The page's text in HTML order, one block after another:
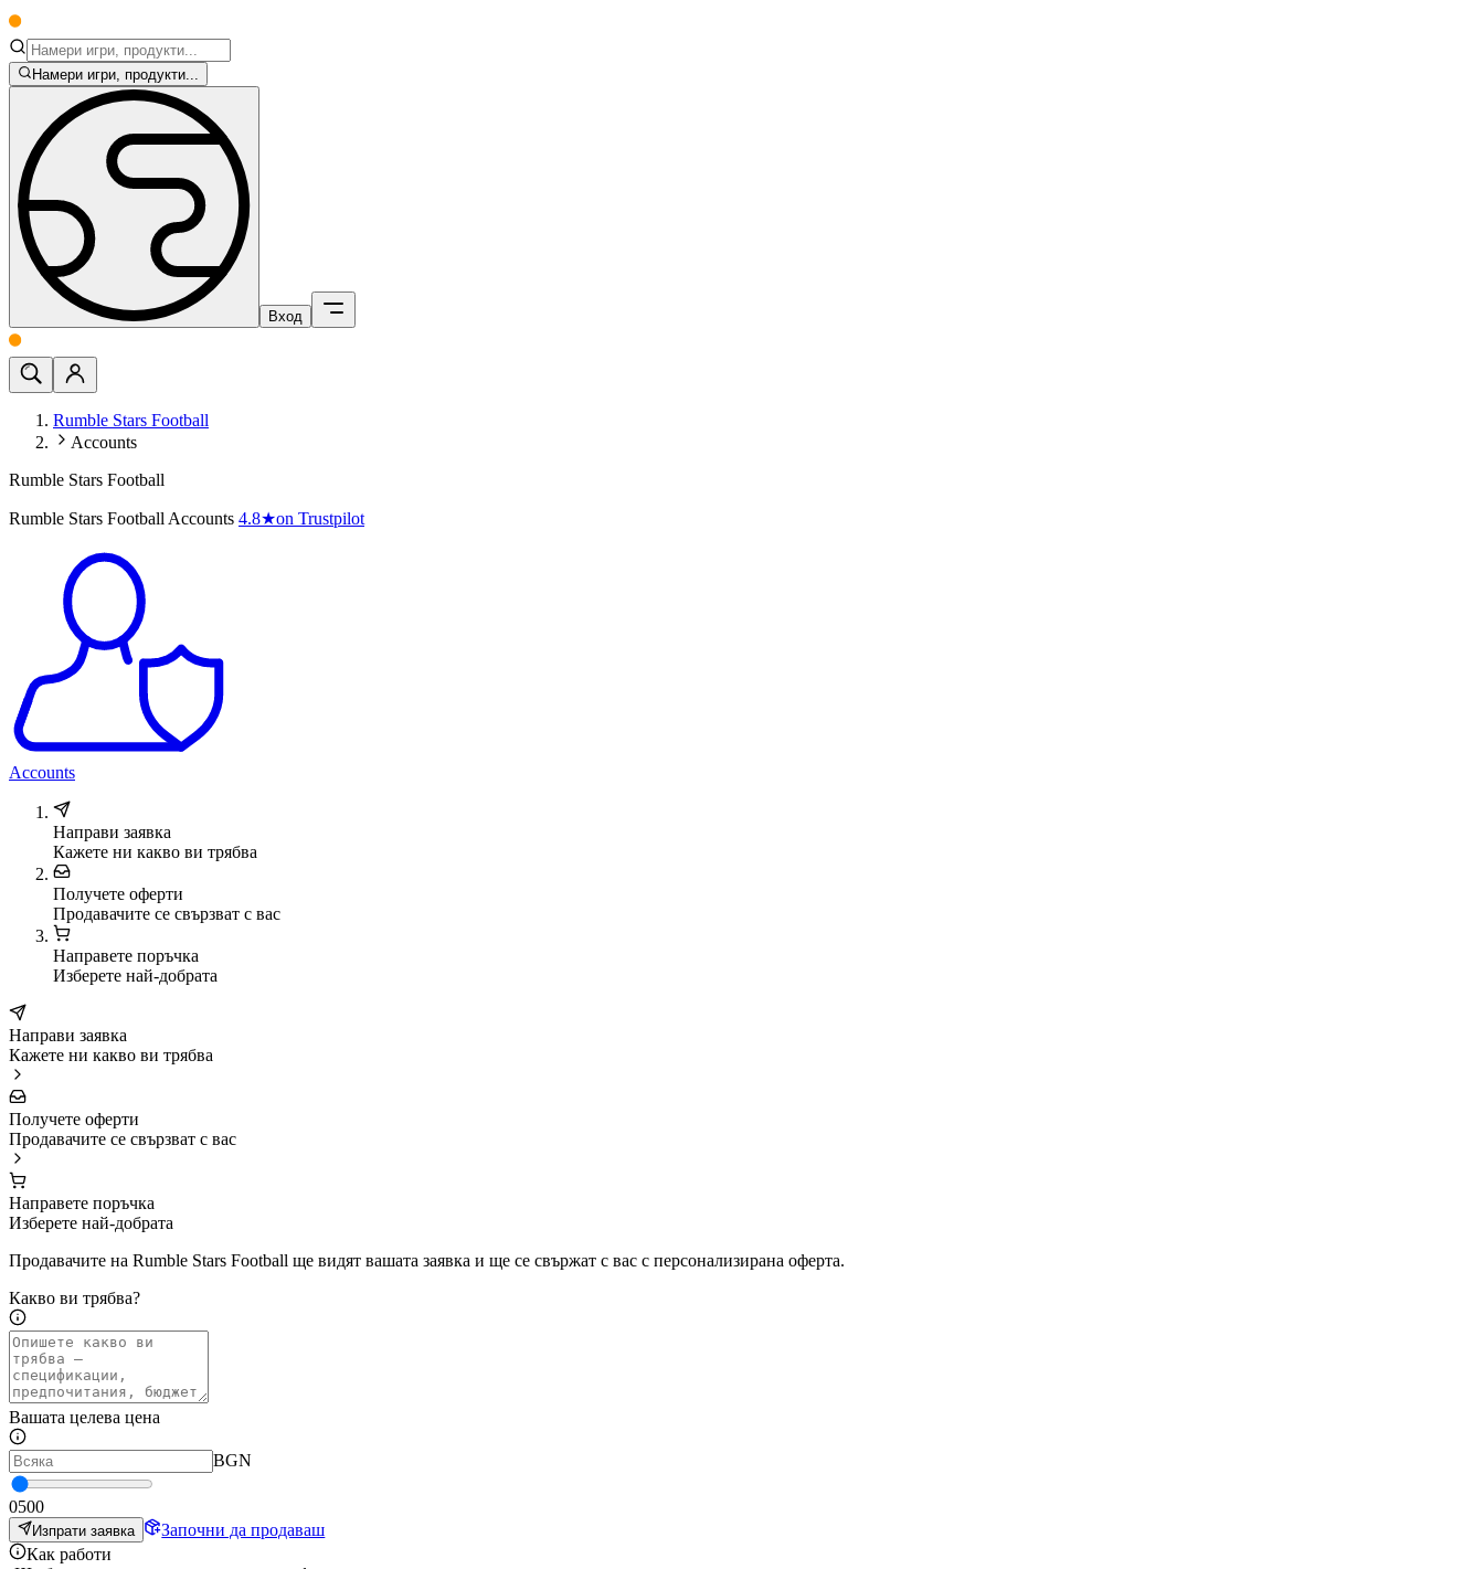
Намери игри, продукти...
Вход
Rumble Stars Football
Accounts
Rumble Stars Football
Rumble Stars Football Accounts 4.8★on Trustpilot
Accounts
Направи заявка
Кажете ни какво ви трябва
Получете оферти
Продавачите се свързват с вас
Направете поръчка
Изберете най-добрата
Направи заявка
Кажете ни какво ви трябва
Получете оферти
Продавачите се свързват с вас
Направете поръчка
Изберете най-добрата
Продавачите на Rumble Stars Football ще видят вашата заявка и ще се свържат с вас с персонализирана оферта.
Какво ви трябва?
Вашата целева цена
BGN
0500
Изпрати заявка
Започни да продаваш
Как работи